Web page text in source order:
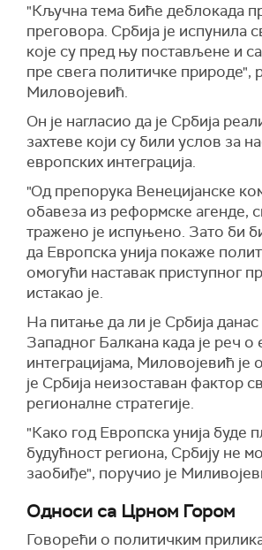
"Кључна тема биће деблокада
преговора. Србија је испунила
које су пред њу постављене и
пре свега политичке природе",
Миловојевић.
Он је нагласио да је Србија
захтеве који су били услов за
европских интеграција.
"Од препорука Венецијанске
обавеза из реформске агенде,
тражено је испуњено. Зато би
да Европска унија покаже
омогући наставак приступног
истакао је.
На питање да ли је Србија
Западног Балкана када је реч
интеграцијама, Миловојевић је
је Србија неизоставан фактор
регионалне стратегије.
"Како год Европска унија буде
будућност региона, Србију не
заобиђе", поручио је
Односи са Црном Гором
Говорећи о политичким